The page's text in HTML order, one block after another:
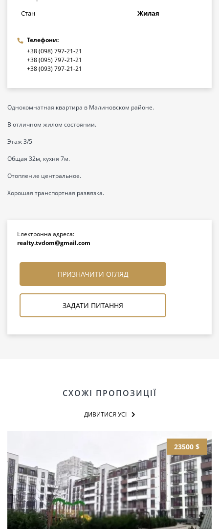
Стан
Жилая
Телефони:
+38 (098) 797-21-21
+38 (095) 797-21-21
+38 (093) 797-21-21
Однокомнатная квартира в Малиновском районе.
В отличном жилом состоянии.
Этаж 3/5
Общая 32м, кухня 7м.
Отопление центральное.
Хорошая транспортная развязка.
Електронна адреса:
realty.tvdom@gmail.com
ПРИЗНАЧИТИ ОГЛЯД
ЗАДАТИ ПИТАННЯ
СХОЖІ ПРОПОЗИЦІЇ
ДИВИТИСЯ УСІ
23500 $